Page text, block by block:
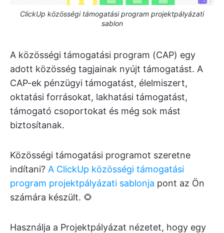
ClickUp közösségi támogatási program projektpályázati
sablon
A közösségi támogatási program (CAP) egy
adott közösség tagjainak nyújt támogatást. A
CAP-ek pénzügyi támogatást, élelmiszert,
oktatási forrásokat, lakhatási támogatást,
támogató csoportokat és még sok mást
biztosítanak.
Közösségi támogatási programot szeretne
indítani? A ClickUp közösségi támogatási
program projektpályázati sablonja pont az Ön
számára készült. 🌻
Használja a Projektpályázat nézetet, hogy egy